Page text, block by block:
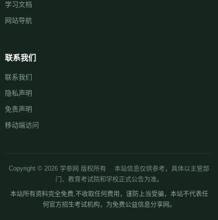
学习文档
网站导航
联系我们
联系我们
隐私声明
免责声明
移动端访问
Copyright © 2026 学参网 版权所有 本站信息仅供参考，具体以主管部
门、教育考试院和学校正式公告为准。
本站所有资料完全免费,不收取任何费用，谨防上当受骗，本站不代表任
何官方招生考试机构，为免费公益信息分享网。